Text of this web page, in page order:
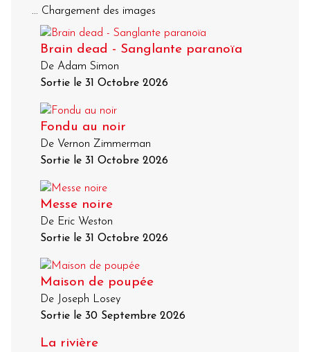
... Chargement des images
Brain dead - Sanglante paranoïa
De Adam Simon
Sortie le 31 Octobre 2026
Fondu au noir
De Vernon Zimmerman
Sortie le 31 Octobre 2026
Messe noire
De Eric Weston
Sortie le 31 Octobre 2026
Maison de poupée
De Joseph Losey
Sortie le 30 Septembre 2026
La rivière